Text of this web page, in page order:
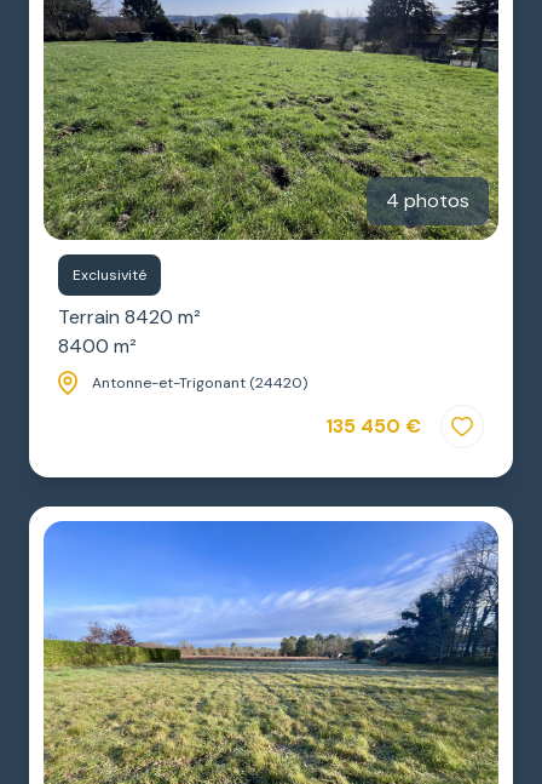
DIVERS
4 photos
Exclusivité
Terrain 8420 m²
8400 m²
Antonne-et-Trigonant (24420)
135 450 €